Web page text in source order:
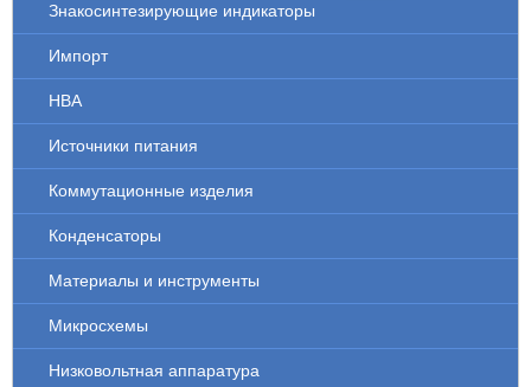
Знакосинтезирующие индикаторы
Импорт
НВА
Источники питания
Коммутационные изделия
Конденсаторы
Материалы и инструменты
Микросхемы
Низковольтная аппаратура